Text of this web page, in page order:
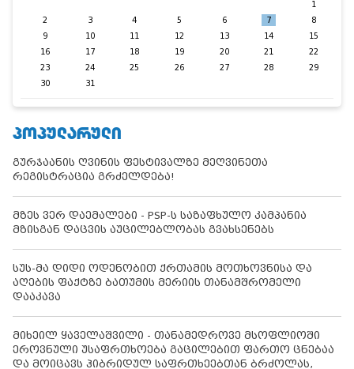
1
2
3 4 5 6 7
8
9
10 11 12 13 14
15
16
17 18 19 20 21
22
23
24 25 26 27 28
29
30
31
ᲞᲝᲞᲣᲚᲐᲠᲣᲚᲘ
გურჯაანის ღვინის ფესტივალზე მეღვინეთა
რეგისტრაცია გრძელდება!
მზეს ვერ დაემალები - PSP-ს საზაფხულო კამპანია
მზისგან დაცვის აუცილებლობას გვახსენებს
სუს-მა დიდი ოდენობით ქრთამის მოთხოვნისა და
აღების ფაქტზე ბათუმის მერიის თანამშრომელი
დააკავა
მიხეილ ყაველაშვილი - თანამედროვე მსოფლიოში
ეროვნული უსაფრთხოება გაცილებით ფართო ცნებაა
და მოიცავს ჰიბრიდულ საფრთხეებთან ბრძოლას,